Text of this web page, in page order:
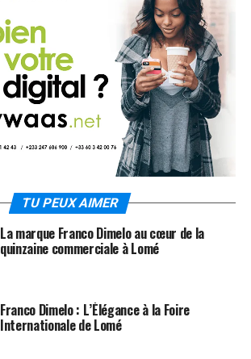
TU PEUX AIMER
La marque Franco Dimelo au cœur de la
quinzaine commerciale à Lomé
Franco Dimelo : L’Élégance à la Foire
Internationale de Lomé